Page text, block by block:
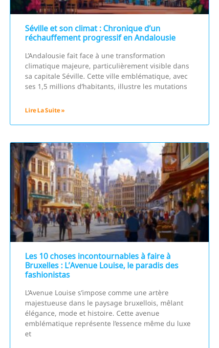
Séville et son climat : Chronique d’un
réchauffement progressif en Andalousie
L’Andalousie fait face à une transformation
climatique majeure, particulièrement visible dans
sa capitale Séville. Cette ville emblématique, avec
ses 1,5 millions d’habitants, illustre les mutations
Lire La Suite »
Les 10 choses incontournables à faire à
Bruxelles : L’Avenue Louise, le paradis des
fashionistas
L’Avenue Louise s’impose comme une artère
majestueuse dans le paysage bruxellois, mêlant
élégance, mode et histoire. Cette avenue
emblématique représente l’essence même du luxe
et